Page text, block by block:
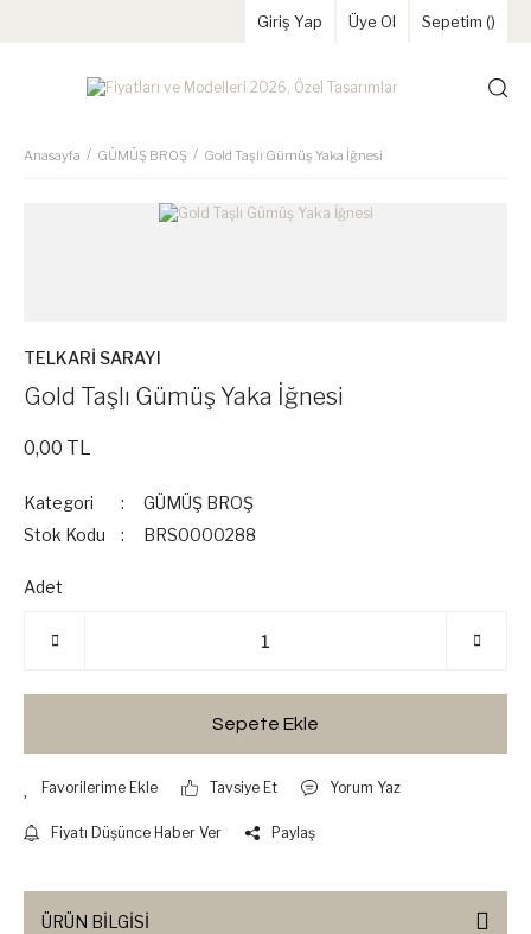
Giriş Yap Üye Ol Sepetim ()
Anasayfa GÜMÜŞ BROŞ Gold Taşlı Gümüş Yaka İğnesi
TELKARİ SARAYI
Gold Taşlı Gümüş Yaka İğnesi
0,00 TL
Kategori
GÜMÜŞ BROŞ
Stok Kodu
BRS0000288
Adet
Sepete Ekle
Tavsiye Et Yorum Yaz
Fiyatı Düşünce Haber Ver Paylaş
ÜRÜN BİLGİSİ